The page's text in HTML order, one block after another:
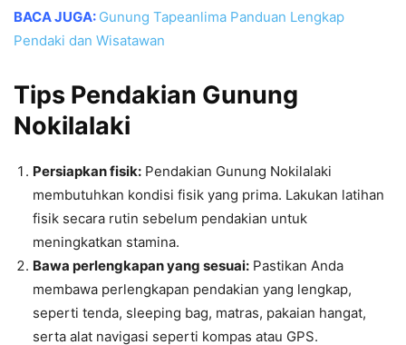
BACA JUGA: Gunung Tapeanlima Panduan Lengkap
Pendaki dan Wisatawan
Tips Pendakian Gunung
Nokilalaki
Persiapkan fisik: Pendakian Gunung Nokilalaki
membutuhkan kondisi fisik yang prima. Lakukan latihan
fisik secara rutin sebelum pendakian untuk
meningkatkan stamina.
Bawa perlengkapan yang sesuai: Pastikan Anda
membawa perlengkapan pendakian yang lengkap,
seperti tenda, sleeping bag, matras, pakaian hangat,
serta alat navigasi seperti kompas atau GPS.